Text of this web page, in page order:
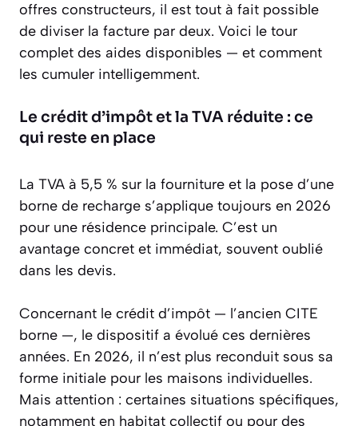
offres constructeurs, il est tout à fait possible
de diviser la facture par deux. Voici le tour
complet des aides disponibles — et comment
les cumuler intelligemment.
Le crédit d’impôt et la TVA réduite : ce
qui reste en place
La TVA à 5,5 % sur la fourniture et la pose d’une
borne de recharge s’applique toujours en 2026
pour une résidence principale. C’est un
avantage concret et immédiat, souvent oublié
dans les devis.
Concernant le crédit d’impôt — l’ancien CITE
borne —, le dispositif a évolué ces dernières
années. En 2026, il n’est plus reconduit sous sa
forme initiale pour les maisons individuelles.
Mais attention : certaines situations spécifiques,
notamment en habitat collectif ou pour des